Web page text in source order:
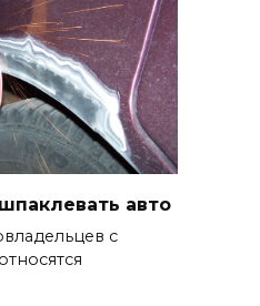
авто
с